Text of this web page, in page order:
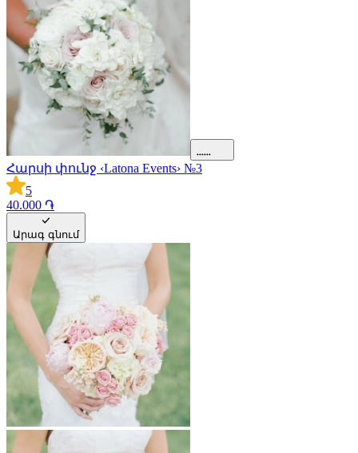
Հարսի փունջ ‹Latona Events› №3
5
40.000 ֏
Արագ գնում